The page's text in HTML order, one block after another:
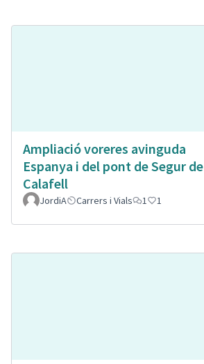
Ampliació voreres avinguda
Espanya i del pont de Segur de
Calafell
JordiA Carrers i Vials 1 1